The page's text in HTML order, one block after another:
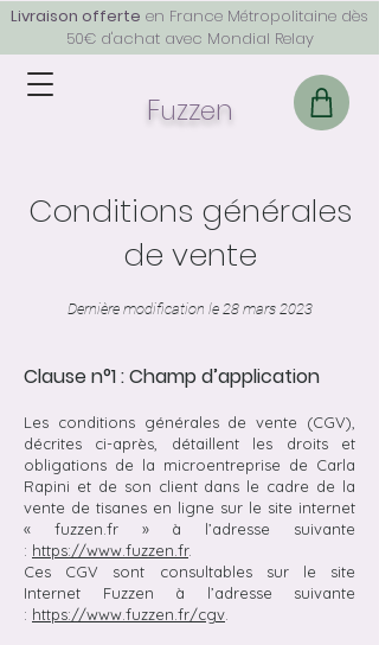
Livraison offerte en France Métropolitaine dès
50€ d'achat avec Mondial Relay
Fuzzen
Conditions générales
de vente
Dernière modification le 28 mars 2023
Clause n°1 : Champ d’application
Les conditions générales de vente (CGV),
décrites ci-après, détaillent les droits et
obligations de la microentreprise de Carla
Rapini et de son client dans le cadre de la
vente de tisanes en ligne sur le site internet
« fuzzen.fr » à l’adresse suivante
: https://www.fuzzen.fr.
Ces CGV sont consultables sur le site
Internet Fuzzen à l’adresse suivante
: https://www.fuzzen.fr/cgv